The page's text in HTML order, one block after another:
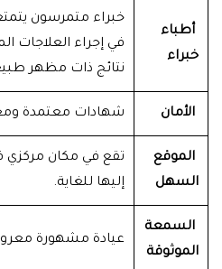
أطباء
خبراء
في إجراء
نتائج ذات مظهر
الأمان شهادات معتمدة
الموقع
السهل
تقع في مكان
إليها للغاية.
السمعة
الموثوقة
عيادة مشهورة